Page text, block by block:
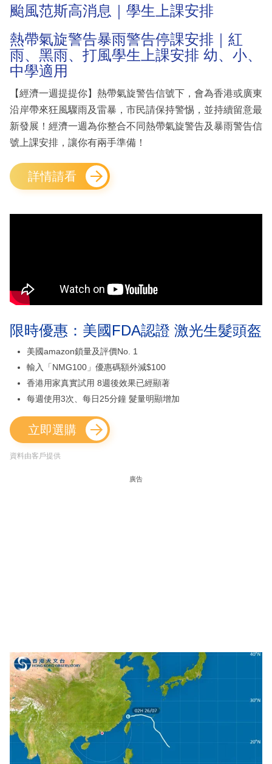
颱風范斯高消息｜學生上課安排
熱帶氣旋警告暴雨警告停課安排｜紅
雨、黑雨、打風學生上課安排 幼、小、
中學適用
【經濟一週提提你】熱帶氣旋警告信號下，會為香港或廣東
沿岸帶來狂風驟雨及雷暴，市民請保持警惕，並持續留意最
新發展！經濟一週為你整合不同熱帶氣旋警告及暴雨警告信
號上課安排，讓你有兩手準備！
詳情請看
限時優惠：美國FDA認證 激光生髮頭盔
美國amazon鎖量及評價No. 1
輸入「NMG100」優惠碼額外減$100
香港用家真實試用 8週後效果已經顯著
每週使用3次、每日25分鐘 髮量明顯增加
立即選購
資料由客戶提供
廣告